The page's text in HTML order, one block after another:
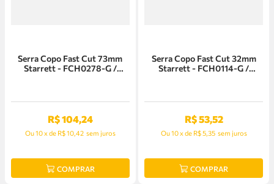
Serra Copo Fast Cut 73mm
Starrett - FCH0278-G /
R$104,24
Ou10xde R$ 10,42 sem juros
COMPRAR
Serra Copo Fast Cut 32mm
Starrett - FCH0114-G /
R$53,52
Ou10xde R$ 5,35 sem juros
COMPRAR